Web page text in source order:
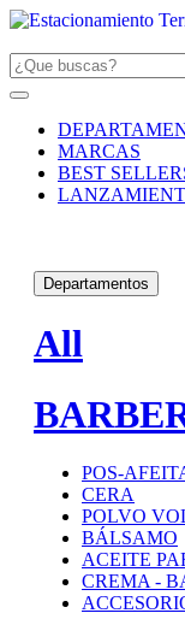
MARCAS
BEST
Departamentos
All
POS-
CERA
POLVO
BÁLSAMO
ACEITE
CREMA -